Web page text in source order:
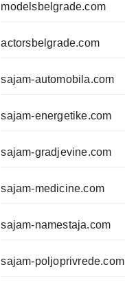
modelsbelgrade.com
actorsbelgrade.com
sajam-automobila.com
sajam-energetike.com
sajam-gradjevine.com
sajam-medicine.com
sajam-namestaja.com
sajam-poljoprivrede.com